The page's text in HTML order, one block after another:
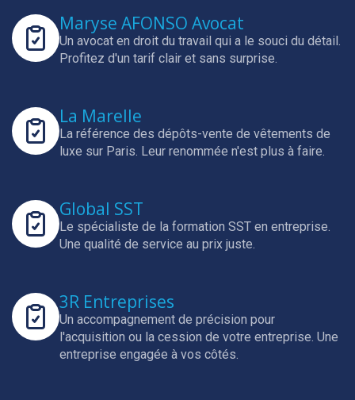
Maryse AFONSO Avocat
Un avocat en droit du travail qui a le souci du détail.
Profitez d'un tarif clair et sans surprise.
La Marelle
La référence des dépôts-vente de vêtements de
luxe sur Paris. Leur renommée n'est plus à faire.
Global SST
Le spécialiste de la formation SST en entreprise.
Une qualité de service au prix juste.
3R Entreprises
Un accompagnement de précision pour
l'acquisition ou la cession de votre entreprise. Une
entreprise engagée à vos côtés.